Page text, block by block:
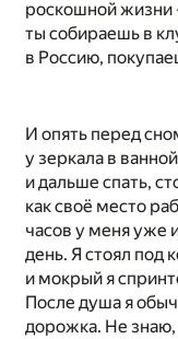
роскошной жизни
ты собираешь в
в Россию,
И опять перед
у зеркала в
и дальше спать,
как своё место
часов у меня уже
день. Я стоял под
и мокрый я
После душа я
дорожка. Не знаю,